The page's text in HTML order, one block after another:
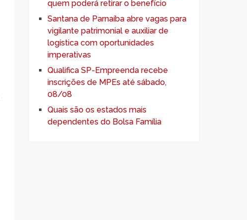
quem poderá retirar o benefício
Santana de Parnaíba abre vagas para
vigilante patrimonial e auxiliar de
logística com oportunidades
imperativas
Qualifica SP-Empreenda recebe
inscrições de MPEs até sábado,
08/08
Quais são os estados mais
dependentes do Bolsa Família